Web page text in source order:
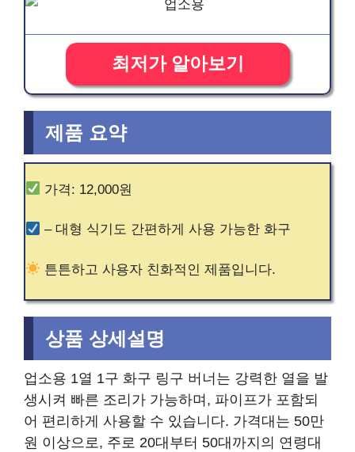
최저가 알아보기
제품 요약
가격: 12,000원
– 대형 식기도 간편하게 사용 가능한 화구
튼튼하고 사용자 친화적인 제품입니다.
상품 상세설명
업소용 1열 1구 화구 링구 버너는 강력한 열을 발
생시켜 빠른 조리가 가능하며, 파이프가 포함되
어 편리하게 사용할 수 있습니다. 가격대는 50만
원 이상으로, 주로 20대부터 50대까지의 연령대